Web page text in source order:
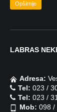
Opširnije
LABRAS
Adresa:
Tel: 023 /
Tel: 023 /
Mob: 098 /